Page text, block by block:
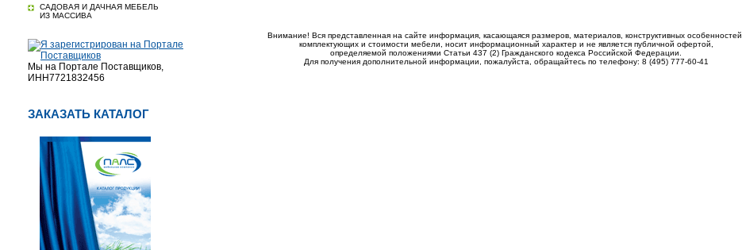
САДОВАЯ И ДАЧНАЯ МЕБЕЛЬ
ИЗ МАССИВА
Мы на Портале Поставщиков,
ИНН7721832456
ЗАКАЗАТЬ КАТАЛОГ
Внимание! Вся представленная на сайте информация, касающаяся размеров, материалов, конструктивных особенностей,
комплектующих и стоимости мебели, носит информационный характер и не является публичной офертой,
определяемой положениями Статьи 437 (2) Гражданского кодекса Российской Федерации.
Для получения дополнительной информации, пожалуйста, обращайтесь по телефону: 8 (495) 777-60-41